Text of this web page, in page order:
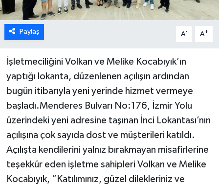
Paylaş A- A+
İşletmeciliğini Volkan ve Melike Kocabıyık’ın
yaptığı lokanta, düzenlenen açılışın ardından
bugün itibarıyla yeni yerinde hizmet vermeye
başladı.Menderes Bulvarı No:176, İzmir Yolu
üzerindeki yeni adresine taşınan İnci Lokantası’nın
açılışına çok sayıda dost ve müşterileri katıldı.
Açılışta kendilerini yalnız bırakmayan misafirlerine
teşekkür eden işletme sahipleri Volkan ve Melike
Kocabıyık, “Katılımınız, güzel dilekleriniz ve